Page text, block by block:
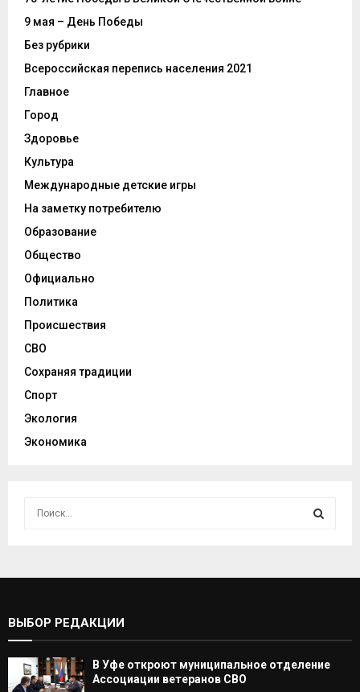
9 мая – День Победы
Без рубрики
Всероссийская перепись населения 2021
Главное
Город
Здоровье
Культура
Международные детские игры
На заметку потребителю
Образование
Общество
Официально
Политика
Происшествия
СВО
Сохраняя традиции
Спорт
Экология
Экономика
С
А
ВЫБОР РЕДАКЦИИ
В Уфе откроют муниципальное отделение
Ассоциации ветеранов СВО